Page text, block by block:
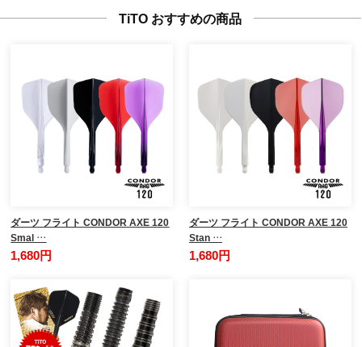
TiTO おすすめの商品
ダーツ フライト CONDOR AXE 120
Smal …
1,680円
ダーツ フライト CONDOR AXE 120
Stan …
1,680円